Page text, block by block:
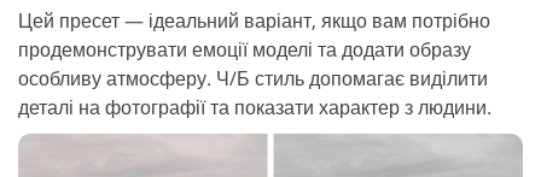
Цей пресет — ідеальний варіант, якщо вам потрібно
продемонструвати емоції моделі та додати образу
особливу атмосферу. Ч/Б стиль допомагає виділити
деталі на фотографії та показати характер з людини.